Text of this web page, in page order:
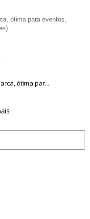
ótima para eventos,
ótima par...